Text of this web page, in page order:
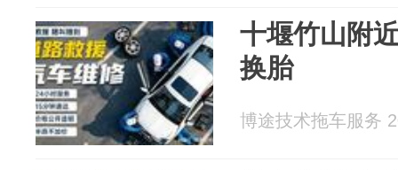
十堰竹山附
换胎
博途技术拖车服务